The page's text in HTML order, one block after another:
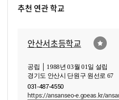
추천 연관 학교
안산서초등학교
공립 │ 1988년 03월 01일 설립
경기도 안산시 단원구 원선로 67
031-487-4550
https://ansanseo-e.goeas.kr/